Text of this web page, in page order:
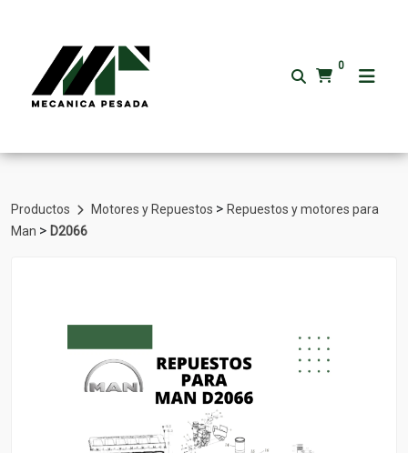
0
Productos Motores y Repuestos > Repuestos y motores para
Man > D2066